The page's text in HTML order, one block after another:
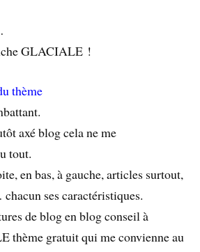
GLACIALE !
thème
axé blog cela ne me
tout.
en bas, à gauche, articles surtout,
ses caractéristiques.
de blog en blog conseil à
thème gratuit qui me convienne au